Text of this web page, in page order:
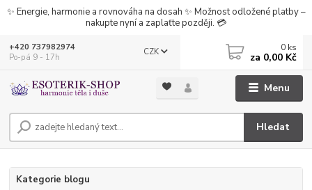
✨ Energie, harmonie a rovnováha na dosah ✨ Možnost odložené platby –
nakupte nyní a zaplaťte později. 💳
Menu
CZK
Hledat
+420 737982974
Po-pá 9 - 17h
0 ks
za 0,00 Kč
Kategorie blogu